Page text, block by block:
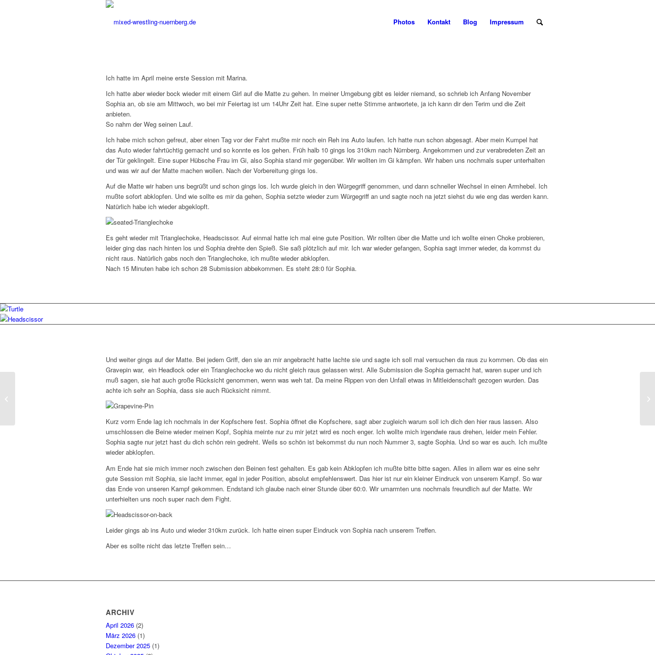
Photos Kontakt Blog Impressum
Ich hatte im April meine erste Session mit Marina.
Ich hatte aber wieder bock wieder mit einem Girl auf die Matte zu gehen. In meiner Umgebung gibt es leider niemand, so schrieb ich Anfang November
Sophia an, ob sie am Mittwoch, wo bei mir Feiertag ist um 14Uhr Zeit hat. Eine super nette Stimme antwortete, ja ich kann dir den Terim und die Zeit
anbieten.
So nahm der Weg seinen Lauf.
Ich habe mich schon gefreut, aber einen Tag vor der Fahrt mußte mir noch ein Reh ins Auto laufen. Ich hatte nun schon abgesagt. Aber mein Kumpel hat
das Auto wieder fahrtüchtig gemacht und so konnte es los gehen. Früh halb 10 gings los 310km nach Nürnberg. Angekommen und zur verabredeten Zeit an
der Tür geklingelt. Eine super Hübsche Frau im Gi, also Sophia stand mir gegenüber. Wir wollten im Gi kämpfen. Wir haben uns nochmals super unterhalten
und was wir auf der Matte machen wollen. Nach der Vorbereitung gings los.
Auf die Matte wir haben uns begrüßt und schon gings los. Ich wurde gleich in den Würgegriff genommen, und dann schneller Wechsel in einen Armhebel. Ich
mußte sofort abklopfen. Und wie sollte es mir da gehen, Sophia setzte wieder zum Würgegriff an und sagte noch na jetzt siehst du wie eng das werden kann.
Natürlich habe ich wieder abgeklopft.
Es geht wieder mit Trianglechoke, Headscissor. Auf einmal hatte ich mal eine gute Position. Wir rollten über die Matte und ich wollte einen Choke probieren,
leider ging das nach hinten los und Sophia drehte den Spieß. Sie saß plötzlich auf mir. Ich war wieder gefangen, Sophia sagt immer wieder, da kommst du
nicht raus. Natürlich gabs noch den Trianglechoke, ich mußte wieder abklopfen.
Nach 15 Minuten habe ich schon 28 Submission abbekommen. Es steht 28:0 für Sophia.
Und weiter gings auf der Matte. Bei jedem Griff, den sie an mir angebracht hatte lachte sie und sagte ich soll mal versuchen da raus zu kommen. Ob das ein
Gravepin war, ein Headlock oder ein Trianglechocke wo du nicht gleich raus gelassen wirst. Alle Submission die Sophia gemacht hat, waren super und ich
muß sagen, sie hat auch große Rücksicht genommen, wenn was weh tat. Da meine Rippen von den Unfall etwas in Mitleidenschaft gezogen wurden. Das
achte ich sehr an Sophia, dass sie auch Rücksicht nimmt.
Kurz vorm Ende lag ich nochmals in der Kopfschere fest. Sophia öffnet die Kopfschere, sagt aber zugleich warum soll ich dich den hier raus lassen. Also
umschlossen die Beine wieder meinen Kopf, Sophia meinte nur zu mir jetzt wird es noch enger. Ich wollte mich irgendwie raus drehen, leider mein Fehler.
Sophia sagte nur jetzt hast du dich schön rein gedreht. Weils so schön ist bekommst du nun noch Nummer 3, sagte Sophia. Und so war es auch. Ich mußte
wieder abklopfen.
Am Ende hat sie mich immer noch zwischen den Beinen fest gehalten. Es gab kein Abklopfen ich mußte bitte bitte sagen. Alles in allem war es eine sehr
gute Session mit Sophia, sie lacht immer, egal in jeder Position, absolut empfehlenswert. Das hier ist nur ein kleiner Eindruck von unserem Kampf. So war
das Ende von unseren Kampf gekommen. Endstand ich glaube nach einer Stunde über 60:0. Wir umarmten uns nochmals freundlich auf der Matte. Wir
unterhielten uns noch super nach dem Fight.
Leider gings ab ins Auto und wieder 310km zurück. Ich hatte einen super Eindruck von Sophia nach unserem Treffen.
Aber es sollte nicht das letzte Treffen sein…
ARCHIV
April 2026 (2)
März 2026 (1)
Dezember 2025 (1)